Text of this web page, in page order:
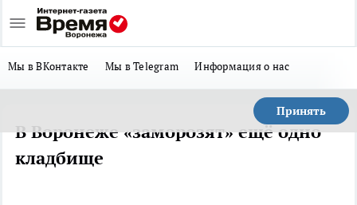
Мы в ВКонтакте Мы в Telegram Информация о нас
Принять
В Воронеже «заморозят» ещё одно
кладбище